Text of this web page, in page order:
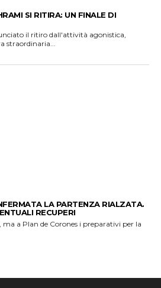
SI RITIRA: UN FINALE DI
il ritiro dall'attività agonistica,
straordinaria...
LA PARTENZA RIALZATA.
RECUPERI
a Plan de Corones i preparativi per la